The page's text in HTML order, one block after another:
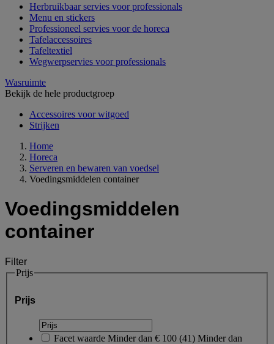
Herbruikbaar servies voor professionals
Menu en stickers
Professioneel servies voor de horeca
Tafelaccessoires
Tafeltextiel
Wegwerpservies voor professionals
Wasruimte
Bekijk de hele productgroep
Accessoires voor witgoed
Strijken
Home
Horeca
Serveren en bewaren van voedsel
Voedingsmiddelen container
Voedingsmiddelen
container
Filter
Prijs
Prijs
Facet waarde Minder dan € 100 (41) Minder dan